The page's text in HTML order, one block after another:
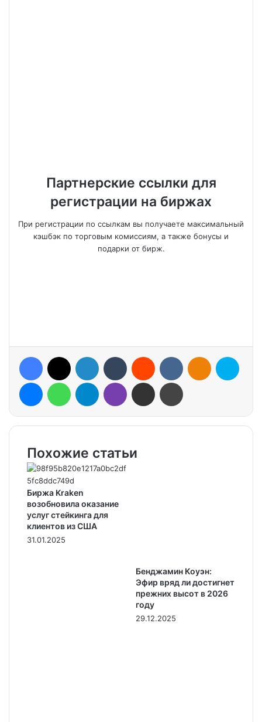
Партнерские ссылки для
регистрации на биржах
При регистрации по ссылкам вы получаете максимальный
кэшбэк по торговым комиссиям, а также бонусы и
подарки от бирж.
Похожие статьи
Биржа Kraken
возобновила оказание
услуг стейкинга для
клиентов из США
31.01.2025
Бенджамин Коуэн:
Эфир вряд ли достигнет
прежних высот в 2026
году
29.12.2025